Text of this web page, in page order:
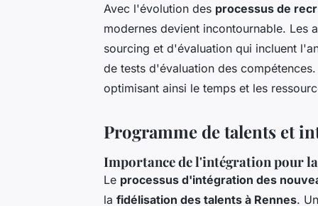
Avec l'évolution des processus de
modernes devient incontournable. Les
sourcing et d'évaluation qui incluent
de tests d'évaluation des
optimisant ainsi le temps et les
Programme de talents et
Importance de l'intégration pour
Le processus d'intégration des
la fidélisation des talents à Rennes.